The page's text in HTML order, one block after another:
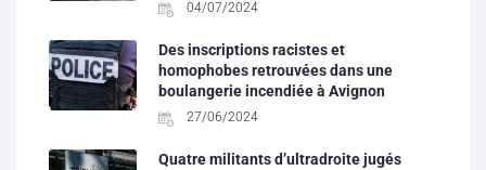
04/07/2024
Des inscriptions racistes et
homophobes retrouvées dans une
boulangerie incendiée à Avignon
27/06/2024
Quatre militants d’ultradroite jugés